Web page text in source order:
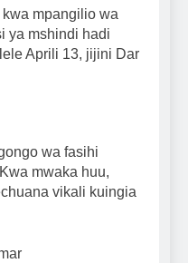
mpangilio wa
ya mshindi hadi
Aprili 13, jijini Dar
wa fasihi
mwaka huu,
vikali kuingia